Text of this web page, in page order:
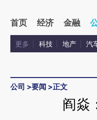
首页 经济 金融
更多 科技 地产 汽
公司 >要闻 >正文
阎焱